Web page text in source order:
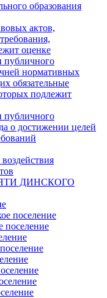
образования
актов,
оценке
публичного
нормативных
обязательные
подлежит
публичного
о достижении целей
ДИНСКОГО
поселение
поселение